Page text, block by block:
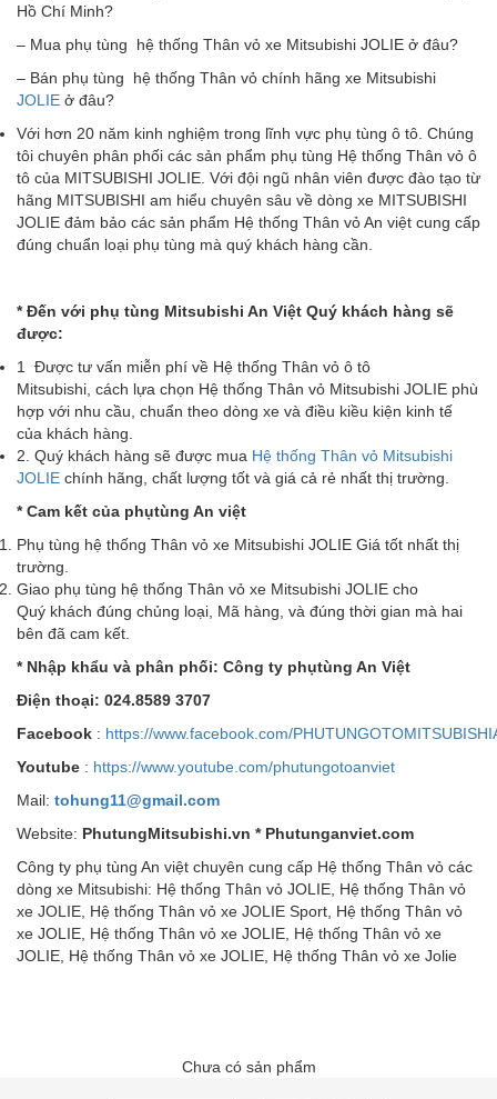
Hồ Chí Minh?
– Mua phụ tùng hệ thống Thân vỏ xe Mitsubishi JOLIE ở đâu?
– Bán phụ tùng hệ thống Thân vỏ chính hãng xe Mitsubishi
JOLIE ở đâu?
Với hơn 20 năm kinh nghiệm trong lĩnh vực phụ tùng ô tô. Chúng
tôi chuyên phân phối các sản phẩm phụ tùng Hệ thống Thân vỏ ô
tô của MITSUBISHI JOLIE. Với đội ngũ nhân viên được đào tạo từ
hãng MITSUBISHI am hiểu chuyên sâu về dòng xe MITSUBISHI
JOLIE đảm bảo các sản phẩm Hệ thống Thân vỏ An việt cung cấp
đúng chuẩn loại phụ tùng mà quý khách hàng cần.
* Đến với phụ tùng Mitsubishi An Việt Quý khách hàng sẽ
được:
1 Được tư vấn miễn phí về Hệ thống Thân vỏ ô tô
Mitsubishi, cách lựa chọn Hệ thống Thân vỏ Mitsubishi JOLIE phù
hợp với nhu cầu, chuẩn theo dòng xe và điều kiều kiện kinh tế
của khách hàng.
2. Quý khách hàng sẽ được mua Hệ thống Thân vỏ Mitsubishi
JOLIE chính hãng, chất lượng tốt và giá cả rẻ nhất thị trường.
*Cam kết của phụtùng An việt
Phụ tùng hệ thống Thân vỏ xe Mitsubishi JOLIE Giá tốt nhất thị
trường.
Giao phụ tùng hệ thống Thân vỏ xe Mitsubishi JOLIE cho
Quý khách đúng chủng loại, Mã hàng, và đúng thời gian mà hai
bên đã cam kết.
* Nhập khẩu và phân phối: Công ty phụtùng An Việt
Điện thoại: 024.8589 3707
Facebook : https://www.facebook.com/
Youtube : https://www.youtube.com/phutungotoanviet
Mail: tohung11@gmail.com
Website: PhutungMitsubishi.vn * Phutunganviet.com
Công ty phụ tùng An việt chuyên cung cấp Hệ thống Thân vỏ các
dòng xe Mitsubishi: Hệ thống Thân vỏ JOLIE, Hệ thống Thân vỏ
xe JOLIE, Hệ thống Thân vỏ xe JOLIE Sport, Hệ thống Thân vỏ
xe JOLIE, Hệ thống Thân vỏ xe JOLIE, Hệ thống Thân vỏ xe
JOLIE, Hệ thống Thân vỏ xe JOLIE, Hệ thống Thân vỏ xe Jolie
Chưa có sản phẩm